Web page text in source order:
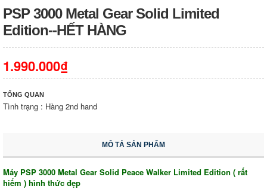
PSP 3000 Metal Gear Solid Limited
Edition--HẾT HÀNG
1.990.000₫
TỔNG QUAN
Tình trạng : Hàng 2nd hand
MÔ TẢ SẢN PHẨM
Máy PSP 3000 Metal Gear Solid Peace Walker Limited Edition ( rất
hiếm ) hình thức đẹp